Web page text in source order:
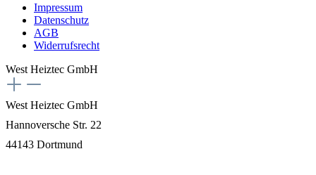
Impressum
Datenschutz
AGB
Widerrufsrecht
West Heiztec GmbH
West Heiztec GmbH
Hannoversche Str. 22
44143 Dortmund